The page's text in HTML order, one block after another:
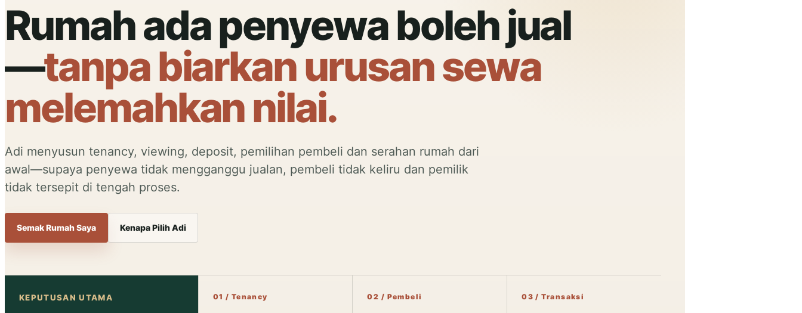
Rumah ada penyewa boleh jual
—tanpa biarkan urusan sewa
melemahkan nilai.
Adi menyusun tenancy, viewing, deposit, pemilihan pembeli dan serahan rumah dari
awal—supaya penyewa tidak mengganggu jualan, pembeli tidak keliru dan pemilik
tidak tersepit di tengah proses.
Semak Rumah Saya Kenapa Pilih Adi
KEPUTUSAN UTAMA 01 / Tenancy 02 / Pembeli 03 / Transaksi